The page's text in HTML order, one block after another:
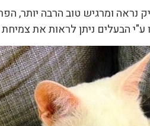
נראה ומרגיש טוב הרבה יותר,
הבעלים ניתן לראות את